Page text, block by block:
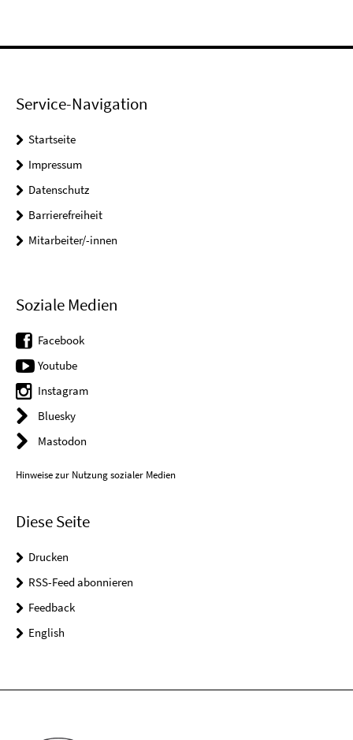
Service-Navigation
Startseite
Impressum
Datenschutz
Barrierefreiheit
Mitarbeiter/-innen
Soziale Medien
Facebook
Youtube
Instagram
Bluesky
Mastodon
Hinweise zur Nutzung sozialer Medien
Diese Seite
Drucken
RSS-Feed abonnieren
Feedback
English